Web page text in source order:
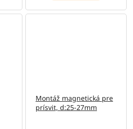
Montáž magnetická pre
prísvit, d:25-27mm